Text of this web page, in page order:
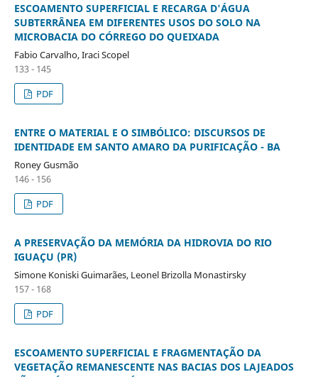
ESCOAMENTO SUPERFICIAL E RECARGA D'ÁGUA
SUBTERRÂNEA EM DIFERENTES USOS DO SOLO NA
MICROBACIA DO CÓRREGO DO QUEIXADA
Fabio Carvalho, Iraci Scopel
133 - 145
PDF
ENTRE O MATERIAL E O SIMBÓLICO: DISCURSOS DE
IDENTIDADE EM SANTO AMARO DA PURIFICAÇÃO - BA
Roney Gusmão
146 - 156
PDF
A PRESERVAÇÃO DA MEMÓRIA DA HIDROVIA DO RIO
IGUAÇU (PR)
Simone Koniski Guimarães, Leonel Brizolla Monastirsky
157 - 168
PDF
ESCOAMENTO SUPERFICIAL E FRAGMENTAÇÃO DA
VEGETAÇÃO REMANESCENTE NAS BACIAS DOS LAJEADOS